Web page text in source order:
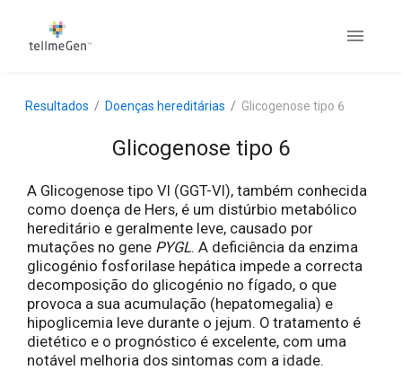
Resultados Doenças hereditárias Glicogenose tipo 6
Glicogenose tipo 6
A Glicogenose tipo VI (GGT-VI), também conhecida
como doença de Hers, é um distúrbio metabólico
hereditário e geralmente leve, causado por
mutações no gene PYGL. A deficiência da enzima
glicogénio fosforilase hepática impede a correcta
decomposição do glicogénio no fígado, o que
provoca a sua acumulação (hepatomegalia) e
hipoglicemia leve durante o jejum. O tratamento é
dietético e o prognóstico é excelente, com uma
notável melhoria dos sintomas com a idade.